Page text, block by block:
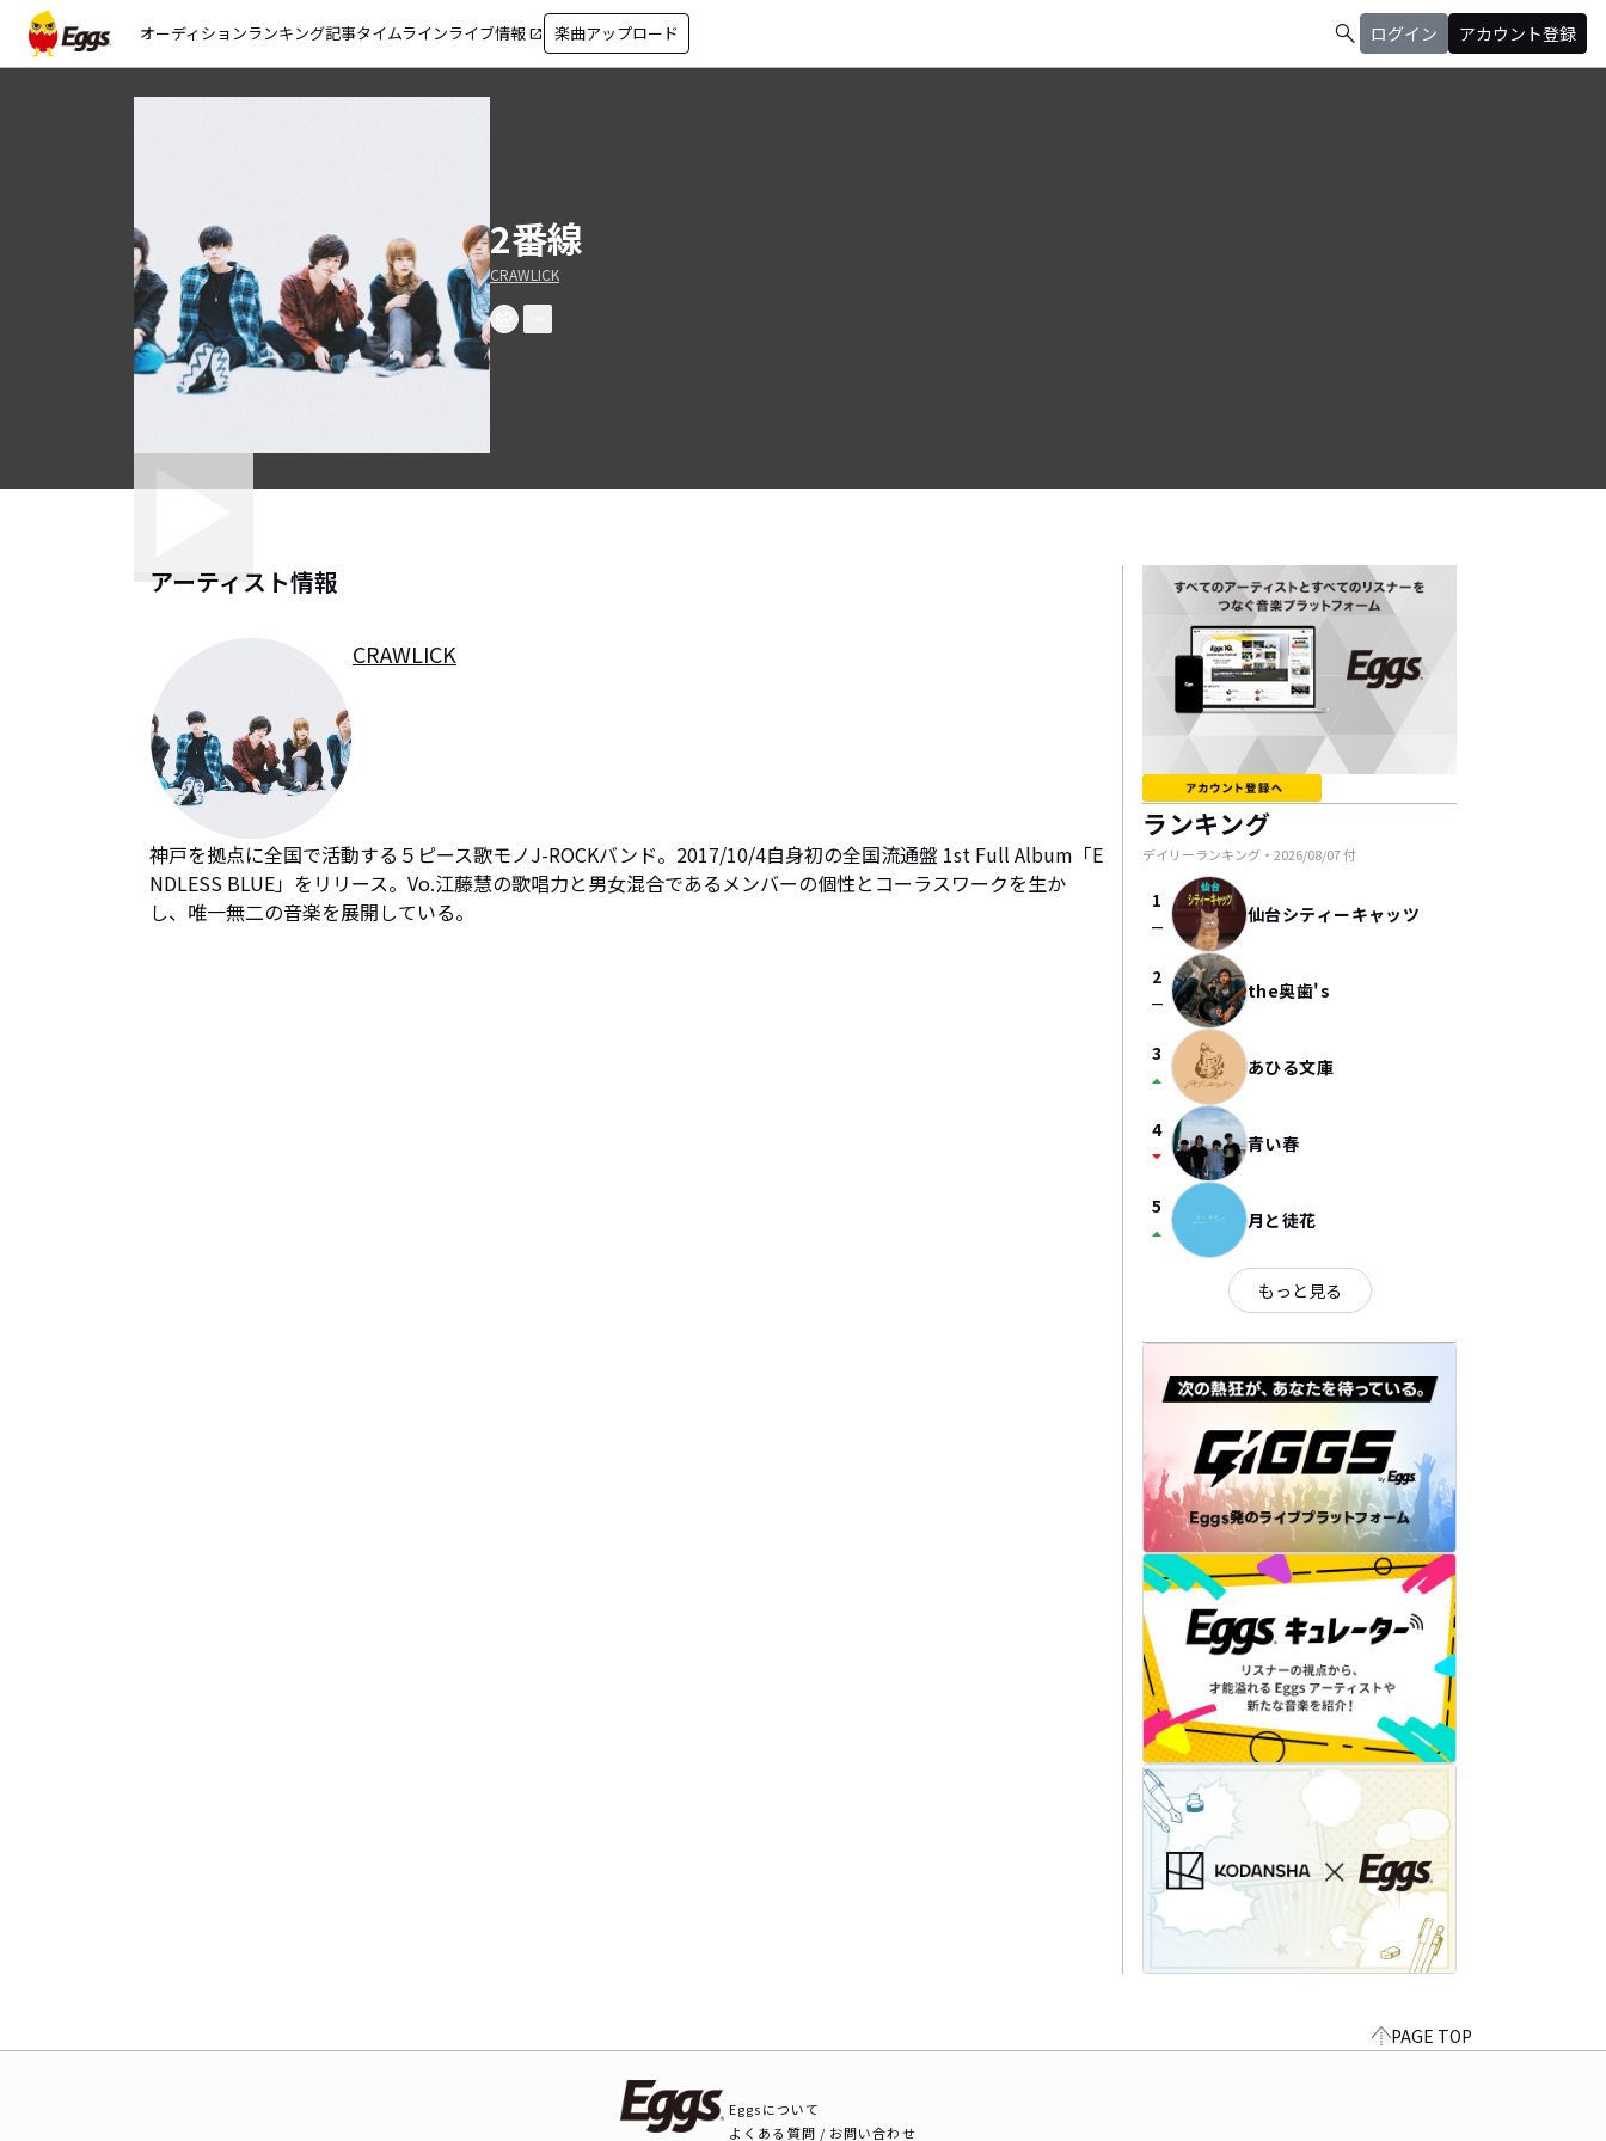
オーディションランキング記事タイムラインライブ情報 open_in_new 楽曲アップロード search ログイン アカウント登録
2番線
CRAWLICK
アーティスト情報
CRAWLICK
神戸を拠点に全国で活動する５ピース歌モノJ-ROCKバンド。2017/10/4自身初の全国流通盤 1st Full Album「E
NDLESS BLUE」をリリース。Vo.江藤慧の歌唱力と男女混合であるメンバーの個性とコーラスワークを生か
し、唯一無二の音楽を展開している。
ランキング
デイリーランキング・ 2026/08/07付
1
check_indeterminate_small 仙台シティーキャッツ
2
check_indeterminate_small the奥歯's
3
arrow_drop_up あひる文庫
4
arrow_drop_down 青い春
5
arrow_drop_up 月と徒花
もっと見る
PAGE TOP
Eggsについて
よくある質問 / お問い合わせ